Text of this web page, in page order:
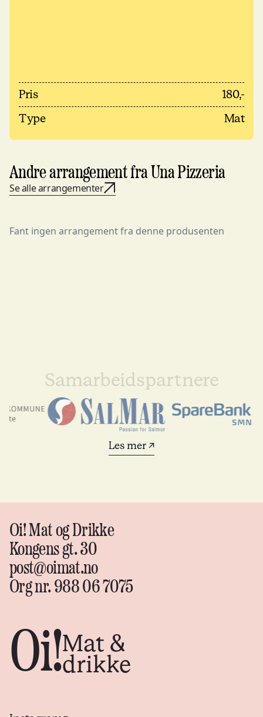
Pris
180,-
Type
Mat
Andre arrangement fra Una Pizzeria
Se alle arrangementer
Fant ingen arrangement fra denne produsenten
Samarbeidspartnere
Les mer ↗
Oi! Mat og Drikke
Kongens gt. 30
post@oimat.no
Org nr. 988 06 7075
Oi!Mat &
drikke